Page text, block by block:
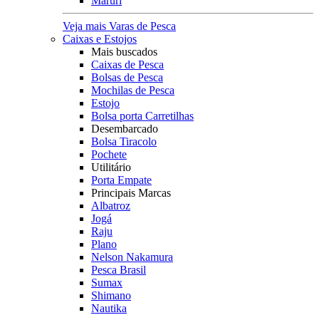
Veja mais Varas de Pesca
Caixas e Estojos
Mais buscados
Caixas de Pesca
Bolsas de Pesca
Mochilas de Pesca
Estojo
Bolsa porta Carretilhas
Desembarcado
Bolsa Tiracolo
Pochete
Utilitário
Porta Empate
Principais Marcas
Albatroz
Jogá
Raju
Plano
Nelson Nakamura
Pesca Brasil
Sumax
Shimano
Nautika